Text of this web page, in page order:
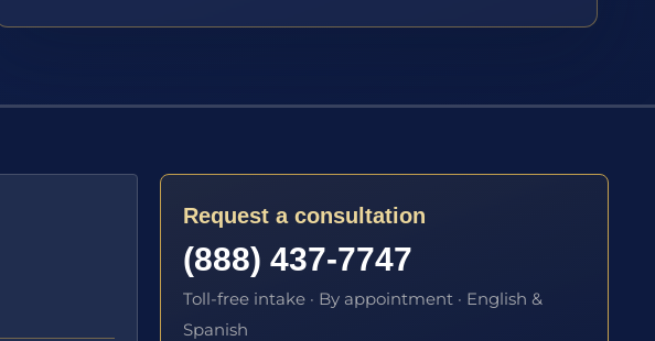
Request a consultation
(888) 437-7747
Toll-free intake · By appointment · English &
Spanish